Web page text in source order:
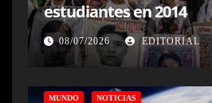
estudiantes en 2014
08/07/2026 EDITORIAL
MUNDO NOTICIAS